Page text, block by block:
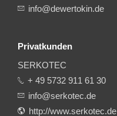
info@dewertokin.de
Privatkunden
SERKOTEC
+ 49 5732 911 61 30
info@serkotec.de
http://www.serkotec.de